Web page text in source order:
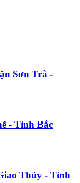
Sơn Trà -
- Tỉnh Bắc
Thủy - Tỉnh